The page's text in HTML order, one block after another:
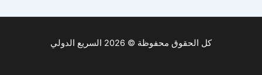
كل الحقوق محفوظة © 2026 السريع الدولي